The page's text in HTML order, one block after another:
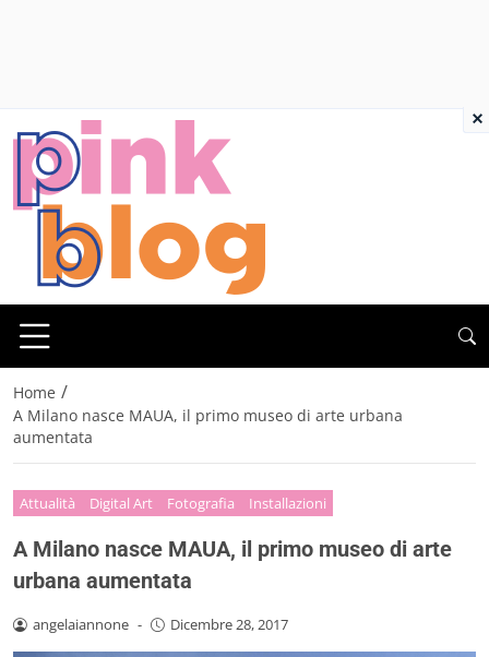
Home /
A Milano nasce MAUA, il primo museo di arte urbana
aumentata
Attualità Digital Art Fotografia Installazioni
A Milano nasce MAUA, il primo museo di arte
urbana aumentata
angelaiannone - Dicembre 28, 2017
×